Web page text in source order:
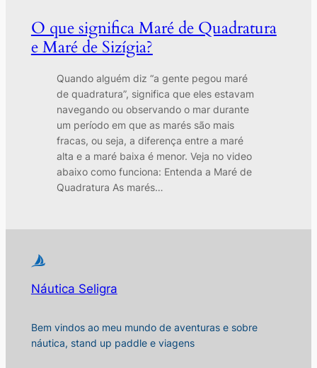
O que significa Maré de Quadratura
e Maré de Sizígia?
Quando alguém diz “a gente pegou maré
de quadratura”, significa que eles estavam
navegando ou observando o mar durante
um período em que as marés são mais
fracas, ou seja, a diferença entre a maré
alta e a maré baixa é menor. Veja no video
abaixo como funciona: Entenda a Maré de
Quadratura As marés…
Náutica Seligra
Bem vindos ao meu mundo de aventuras e sobre
náutica, stand up paddle e viagens